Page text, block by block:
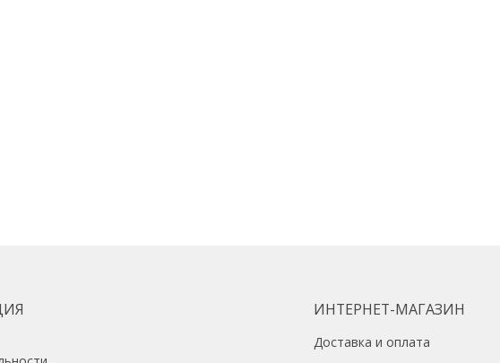
ИНТЕРНЕТ-МАГАЗИН
Доставка и оплата